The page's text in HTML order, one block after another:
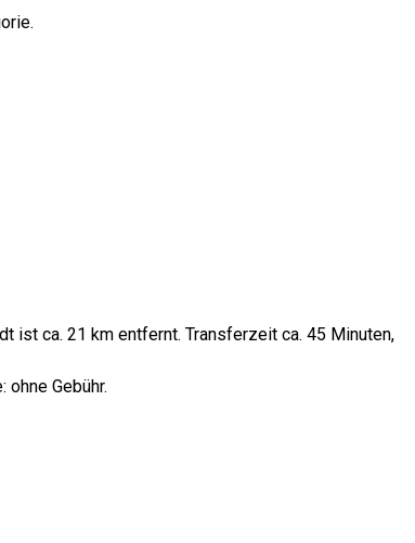
ist ca. 21 km entfernt. Transferzeit ca. 45 Minuten,
ohne Gebühr.